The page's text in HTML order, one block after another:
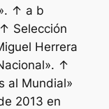
↑ a b
Selección
Herrera
↑
al Mundial»
2013 en